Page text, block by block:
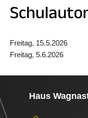
Freitag, 15.5.2026
Freitag, 5.6.2026
Haus